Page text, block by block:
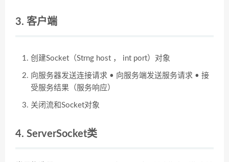
3. 客户端
创建Socket（Strng host ， int port）对象
向服务器发送连接请求 • 向服务端发送服务请求 • 接
受服务结果（服务响应）
关闭流和Socket对象
4. ServerSocket类